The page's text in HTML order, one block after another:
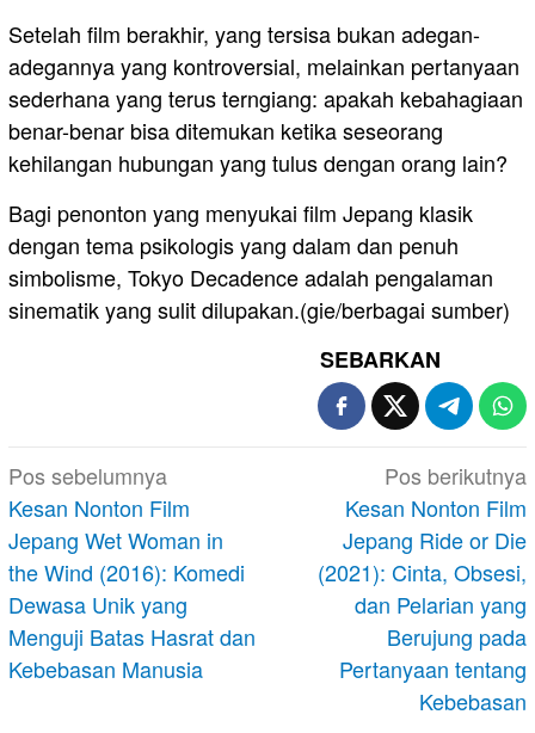
Setelah film berakhir, yang tersisa bukan adegan-
adegannya yang kontroversial, melainkan pertanyaan
sederhana yang terus terngiang: apakah kebahagiaan
benar-benar bisa ditemukan ketika seseorang
kehilangan hubungan yang tulus dengan orang lain?
Bagi penonton yang menyukai film Jepang klasik
dengan tema psikologis yang dalam dan penuh
simbolisme, Tokyo Decadence adalah pengalaman
sinematik yang sulit dilupakan.(gie/berbagai sumber)
SEBARKAN
Navigasi
pos
Pos sebelumnya
Kesan Nonton Film
Jepang Wet Woman in
the Wind (2016): Komedi
Dewasa Unik yang
Menguji Batas Hasrat dan
Kebebasan Manusia
Pos berikutnya
Kesan Nonton Film
Jepang Ride or Die
(2021): Cinta, Obsesi,
dan Pelarian yang
Berujung pada
Pertanyaan tentang
Kebebasan